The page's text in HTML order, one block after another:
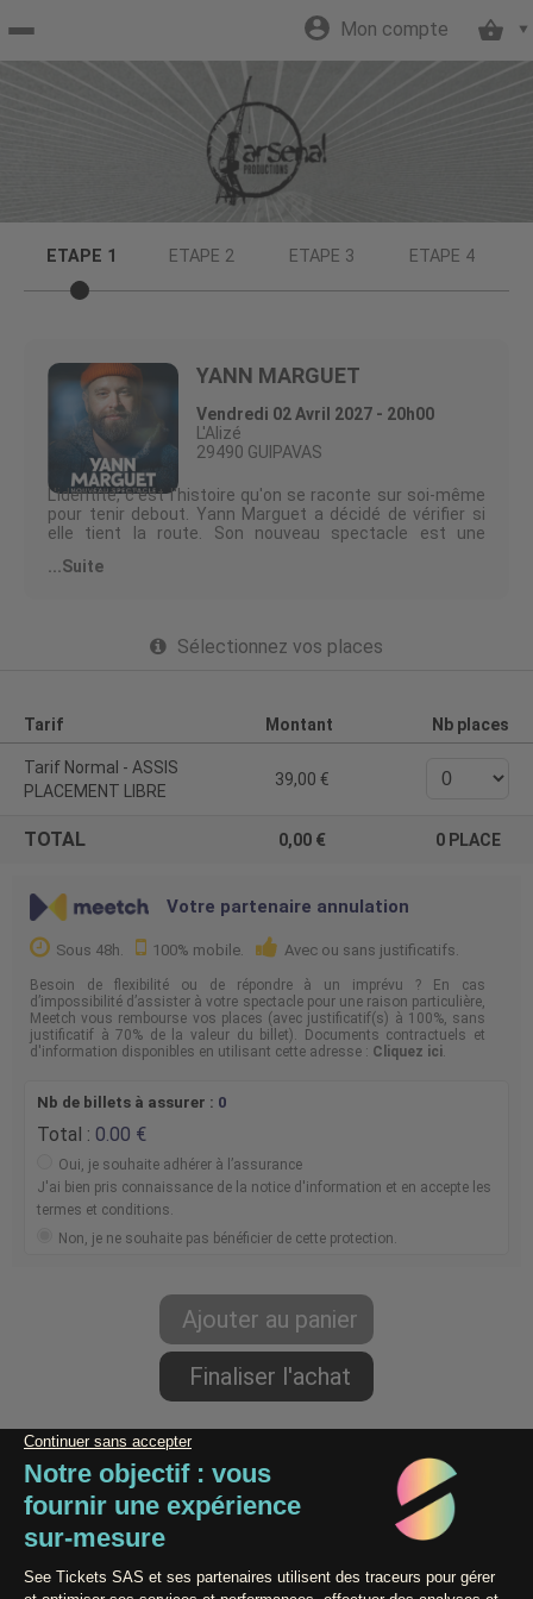
Site
Mon compte
ETAPE 1 ETAPE 2 ETAPE 3 ETAPE 4
YANN MARGUET
Vendredi 02 Avril 2027 - 20h00
L'Alizé
29490 GUIPAVAS
L'identité, c'est l'histoire qu'on se raconte sur soi-même
pour tenir debout. Yann Marguet a décidé de vérifier si
elle tient la route. Son nouveau spectacle est une
sur tout ce qu'on a mis par-dessus pour que ça ne se
Définition », qui s'est joué à guichet fermé dans toute la
Inter et Quotidien.
Organisateur : Arsenal Productions
Licence Prod : PLATESV-R-2021-009524/009515
...Suite
Sélectionnez vos places
Tarif Montant Nb places
Tarif Normal - ASSIS
PLACEMENT LIBRE
39,00
TOTAL 0,00 0 PLACE
Votre partenaire annulation
Sous 48h. 100% mobile. Avec ou sans justificatifs.
Besoin de flexibilité ou de répondre à un imprévu ? En cas
d’impossibilité d’assister à votre spectacle pour une raison particulière,
Meetch vous rembourse vos places (avec justificatif(s) à 100%, sans
justificatif à 70% de la valeur du billet). Documents contractuels et
d'information disponibles en utilisant cette adresse : Cliquez ici.
Nb de billets à assurer : 0
Total : 0.00
Oui, je souhaite adhérer à l’assurance
J'ai bien pris connaissance de la notice d'information et en accepte les
termes et conditions.
Non, je ne souhaite pas bénéficier de cette protection.
Paiement 100% Sécurisé